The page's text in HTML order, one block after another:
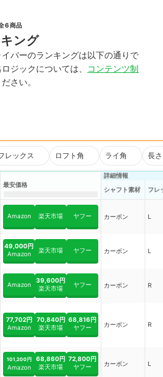
6商品
ング
バーのランキングは以下の通りで
ジックについては、
コンテンツ制
さい。
レックス ロフト角 ライ角 長さ
最安価格
詳細情報
シャフト素材
フレ
Amazon 楽天市場 ヤフー カーボン L
49,000円
Amazon
楽天市場 ヤフー カーボン L
Amazon
39,600円
楽天市場
ヤフー カーボン R
77,702円
Amazon
70,840円
楽天市場
68,816円
ヤフー
カーボン R
101,200円
Amazon
68,860円
楽天市場
72,800円
ヤフー
カーボン L